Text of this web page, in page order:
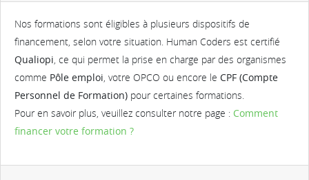
Nos formations sont éligibles à plusieurs dispositifs de
financement, selon votre situation. Human Coders est certifié
Qualiopi, ce qui permet la prise en charge par des organismes
comme Pôle emploi, votre OPCO ou encore le CPF (Compte
Personnel de Formation) pour certaines formations.
Pour en savoir plus, veuillez consulter notre page : Comment
financer votre formation ?